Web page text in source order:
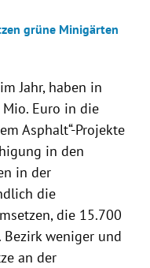
grüne Minigärten
Jahr, haben in
Euro in die
Asphalt“-Projekte
in den
in der
die
die 15.700
Bezirk weniger und
an der